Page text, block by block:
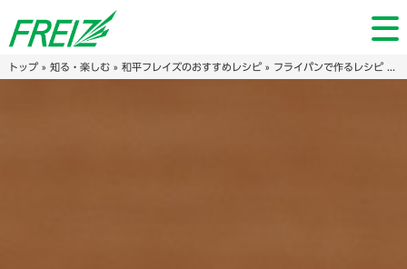
トップ» 知る・楽しむ» 和平フレイズのおすすめレシピ» フライパンで作るレシピ» トマトと卵の中華炒め